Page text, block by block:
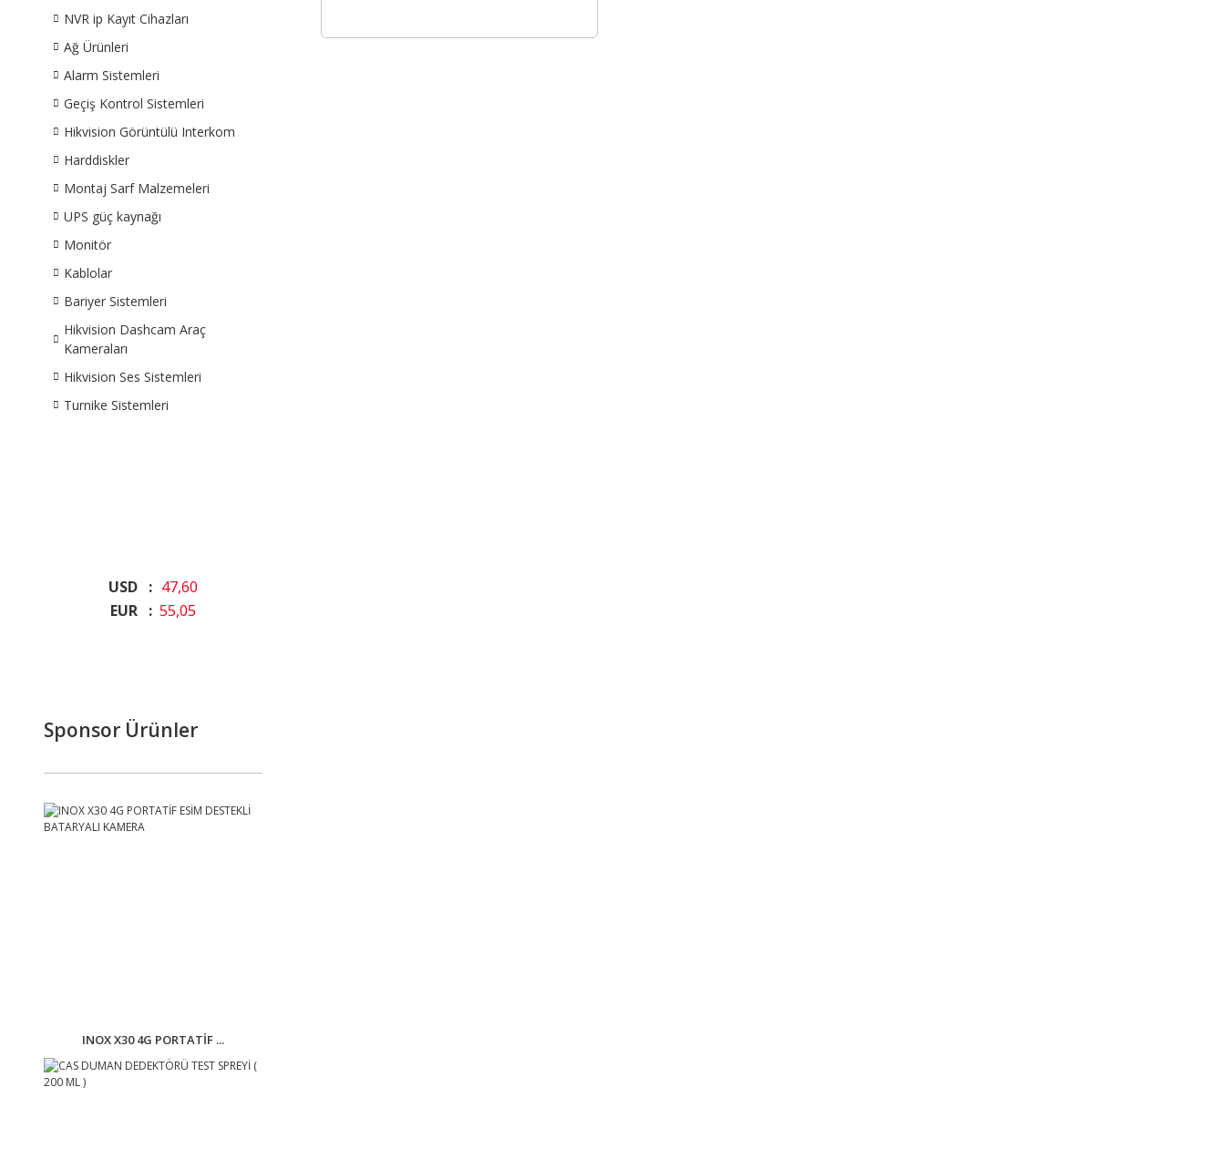
NVR ip Kayıt Cihazları
Ağ Ürünleri
Alarm Sistemleri
Geçiş Kontrol Sistemleri
Hikvision Görüntülü Interkom
Harddiskler
Montaj Sarf Malzemeleri
UPS güç kaynağı
Monitör
Kablolar
Bariyer Sistemleri
Hikvision Dashcam Araç
Kameraları
Hikvision Ses Sistemleri
Turnike Sistemleri
USD : 47,60
EUR : 55,05
Sponsor Ürünler
INOX X30 4G PORTATİF ...